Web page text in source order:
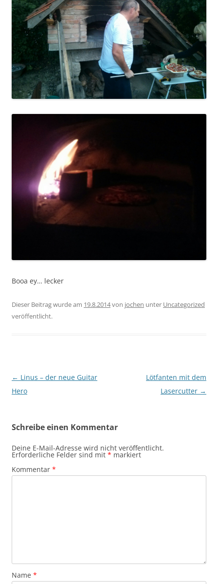
Booa ey… lecker
Dieser Beitrag wurde am 19.8.2014von jochen unter Uncategorized
veröffentlicht.
Beitragsnavigation
← Linus – der neue Guitar
Hero
Lötfanten mit dem
Lasercutter →
Schreibe einen Kommentar
Deine E-Mail-Adresse wird nicht veröffentlicht.
Erforderliche Felder sind mit * markiert
Kommentar *
Name *